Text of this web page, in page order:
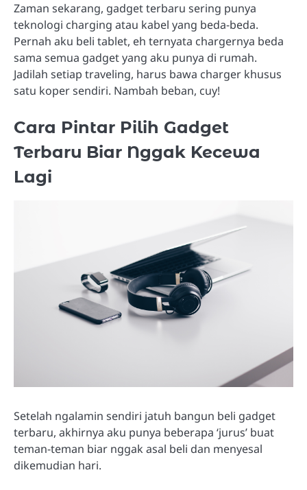
Zaman sekarang, gadget terbaru sering punya
teknologi charging atau kabel yang beda-beda.
Pernah aku beli tablet, eh ternyata chargernya beda
sama semua gadget yang aku punya di rumah.
Jadilah setiap traveling, harus bawa charger khusus
satu koper sendiri. Nambah beban, cuy!
Cara Pintar Pilih Gadget
Terbaru Biar Nggak Kecewa
Lagi
Setelah ngalamin sendiri jatuh bangun beli gadget
terbaru, akhirnya aku punya beberapa ‘jurus’ buat
teman-teman biar nggak asal beli dan menyesal
dikemudian hari.